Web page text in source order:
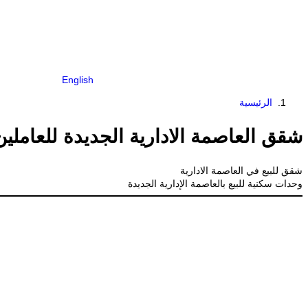
الرئيسية
شقق العاصمة الادارية الجديدة
شقق للبيع في العاصمة الادارية
وحدات سكنية للبيع بالعاصمة الإدارية الجديدة